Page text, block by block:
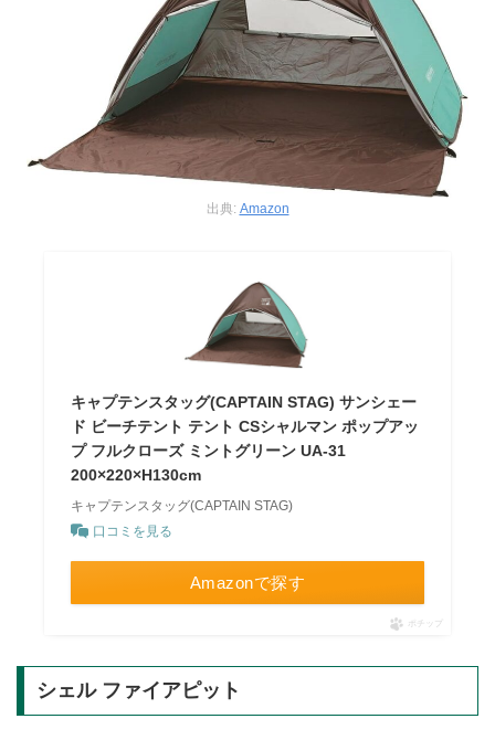
出典: Amazon
キャプテンスタッグ(CAPTAIN STAG) サンシェー
ド ビーチテント テント CSシャルマン ポップアッ
プ フルクローズ ミントグリーン UA-31
200×220×H130cm
キャプテンスタッグ(CAPTAIN STAG)
口コミを見る
Amazonで探す
ポチップ
シェル ファイアピット